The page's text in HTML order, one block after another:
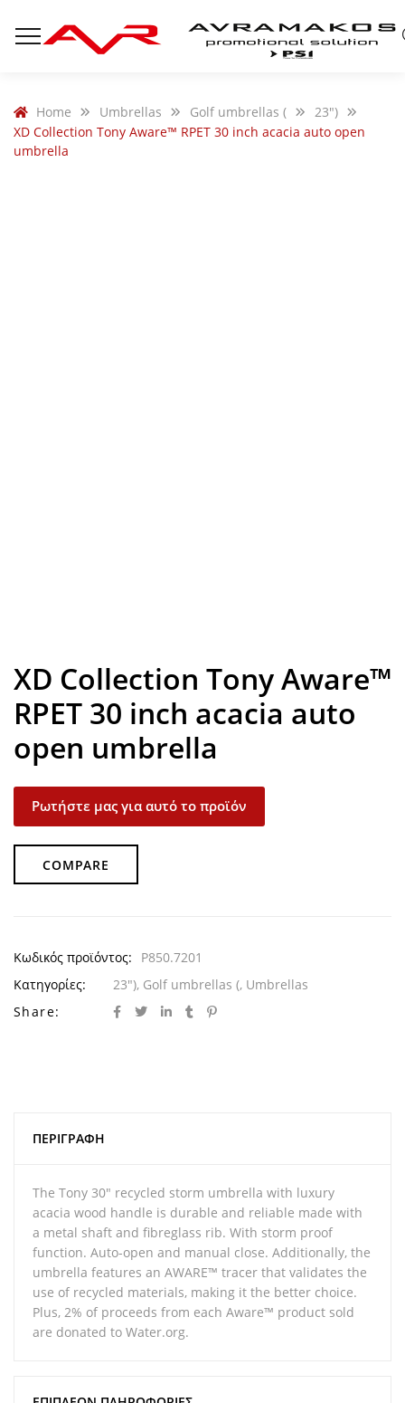
Home Umbrellas Golf umbrellas (
23")
XD Collection Tony Aware™ RPET 30 inch acacia auto open
umbrella
XD Collection Tony Aware™
RPET 30 inch acacia auto
open umbrella
Ρωτήστε μας για αυτό το προϊόν
COMPARE
Κωδικός προϊόντος:
P850.7201
Κατηγορίες:
23"), Golf umbrellas (, Umbrellas
Share:
ΠΕΡΙΓΡΑΦΉ
The Tony 30″ recycled storm umbrella with luxury
acacia wood handle is durable and reliable made with
a metal shaft and fibreglass rib. With storm proof
function. Auto-open and manual close. Additionally, the
umbrella features an AWARE™ tracer that validates the
use of recycled materials, making it the better choice.
Plus, 2% of proceeds from each Aware™ product sold
are donated to Water.org.